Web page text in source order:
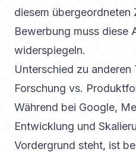
diesem übergeordneten
Bewerbung muss diese
widerspiegeln.
Unterschied zu anderen
Forschung vs.
Während bei Google,
Entwicklung und
Vordergrund steht, ist